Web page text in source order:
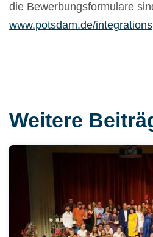
die Bewerbungsformulare
www.potsdam.de/
Weitere